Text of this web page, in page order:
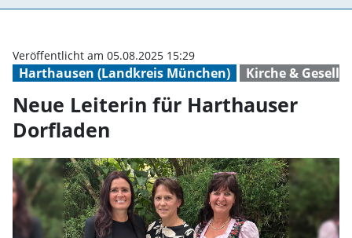
Harthausen (Landkreis München) Kirche &
Veröffentlicht am 05.08.2025 15:29
Neue Leiterin für Harthauser
Dorfladen